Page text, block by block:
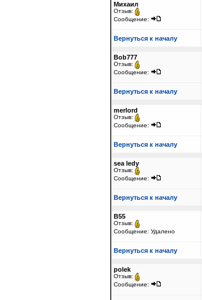
Михаил
Отзыв:
Сообщение:
Вернуться к началу
Bob777
Отзыв:
Сообщение:
Вернуться к началу
merlord
Отзыв:
Сообщение:
Вернуться к началу
sea ledy
Отзыв:
Сообщение:
Вернуться к началу
B55
Отзыв:
Сообщение: Удалено
Вернуться к началу
polek
Отзыв:
Сообщение: